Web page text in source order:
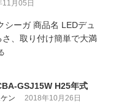
月05日
シーガ 商品名 LEDデュ
、取り付け簡単で大満
GSJ15W H25年式
ン 2018年10月26日